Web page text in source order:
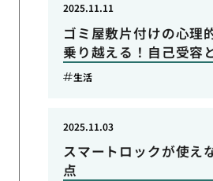
ゴミ屋敷片付けの心理
乗り越える！自己受容
2025.11.11
生活
スマートロックが使え
点
2025.11.03